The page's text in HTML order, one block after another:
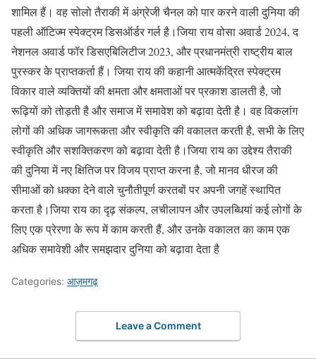
शामिल हैं। वह सोलो तैराकी में अंग्रेजी चैनल को पार करने वाली दुनिया की
पहली ऑटिज्म स्पेक्ट्रम डिसऑर्डर गर्ल है।जिया राय वोसा अवार्ड 2024, द
नेशनल अवार्ड फॉर डिसएबिलिटीज 2023, और प्रधानमंत्री राष्ट्रीय बाल
पुरस्कर के प्राप्तकर्ता हैं। जिया राय की कहानी आत्मकेंद्रित स्पेक्ट्रम
विकार वाले व्यक्तियों की क्षमता और क्षमताओं पर प्रकाश डालती है, जो
रूढ़ियों को तोड़ती है और समाज में समावेश को बढ़ावा देती है। वह विकलांग
लोगों की अधिक जागरूकता और स्वीकृति की वकालत करती है, सभी के लिए
स्वीकृति और सशक्तिकरण को बढ़ावा देती है।जिया राय का उद्देश्य तैराकी
की दुनिया में नए क्षितिज पर विजय प्राप्त करना है, जो मानव धीरज की
सीमाओं को धक्का देने वाले चुनौतीपूर्ण करतबों पर अपनी जगहें स्थापित
करता है।जिया राय का दृढ़ संकल्प, लचीलापन और उपलब्धियां कई लोगों के
लिए एक प्रेरणा के रूप में काम करती हैं, और उनके वकालत का काम एक
अधिक समावेशी और समझदार दुनिया को बढ़ावा देता है
Categories: आज़मगढ़
Leave a Comment